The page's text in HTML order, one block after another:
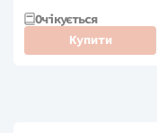
Очікується
Купити